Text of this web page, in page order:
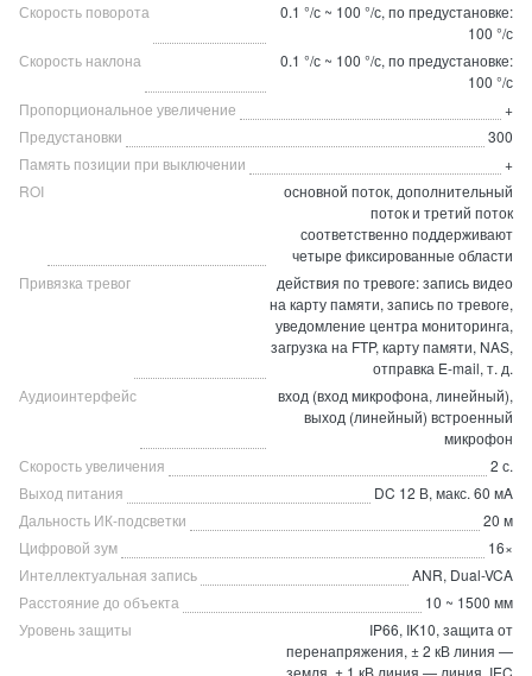
Скорость поворота
0.1 °/с ~ 100 °/с, по предустановке:
100 °/с
Скорость наклона
0.1 °/с ~ 100 °/с, по предустановке:
100 °/с
Пропорциональное увеличение
+
Предустановки
300
Память позиции при выключении
+
ROI
основной поток, дополнительный
поток и третий поток
соответственно поддерживают
четыре фиксированные области
Привязка тревог
действия по тревоге: запись видео
на карту памяти, запись по тревоге,
уведомление центра мониторинга,
загрузка на FTP, карту памяти, NAS,
отправка E-mail, т. д.
Аудиоинтерфейс
вход (вход микрофона, линейный),
выход (линейный) встроенный
микрофон
Скорость увеличения
2 с.
Выход питания
DC 12 В, макс. 60 мA
Дальность ИК-подсветки
20 м
Цифровой зум
16×
Интеллектуальная запись
ANR, Dual-VCA
Расстояние до объекта
10 ~ 1500 мм
Уровень защиты
IP66, IK10, защита от
перенапряжения, ± 2 кВ линия —
земля, ± 1 кВ линия — линия, IEC